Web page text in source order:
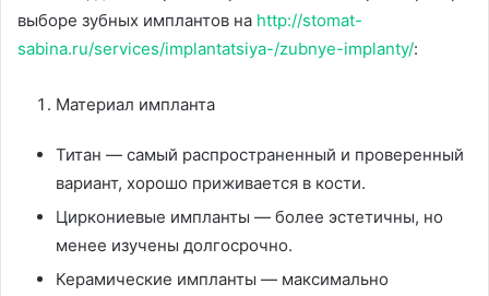
выборе зубных имплантов на http://stomat-
sabina.ru/services/implantatsiya-/zubnye-implanty/:
Материал импланта
Титан — самый распространенный и проверенный
вариант, хорошо приживается в кости.
Циркониевые импланты — более эстетичны, но
менее изучены долгосрочно.
Керамические импланты — максимально